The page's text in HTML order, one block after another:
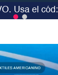
Usa el cód: